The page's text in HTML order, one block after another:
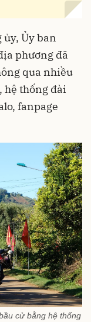
ủy, Ủy ban
phương đã
qua nhiều
thống đài
fanpage
cử bằng hệ thống